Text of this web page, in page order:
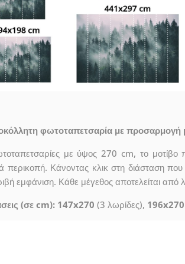
φωτοταπετσαρία με προσαρμογή
με ύψος 270 cm, το μοτίβο
περικοπή. Κάνοντας κλικ στη διάσταση που
εμφάνιση. Κάθε μέγεθος αποτελείται
(σε cm): 147x270 (3 λωρίδες), 196x270